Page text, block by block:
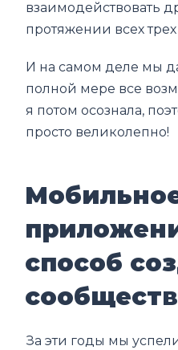
взаимодействовать
протяжении всех
И на самом деле мы
полной мере все
я потом осознала,
просто великолепно!
способ
За эти годы мы